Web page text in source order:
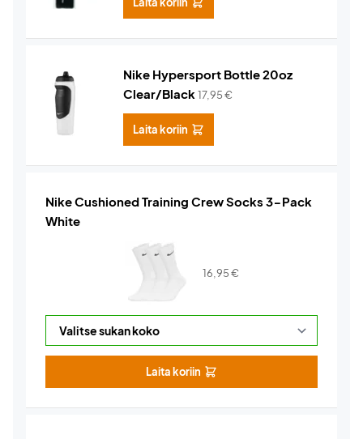
Nike Hypersport Bottle 20oz
Clear/Black17,95€
Laita koriin
Nike Cushioned Training Crew Socks 3-Pack
White
16,95€
Laita koriin